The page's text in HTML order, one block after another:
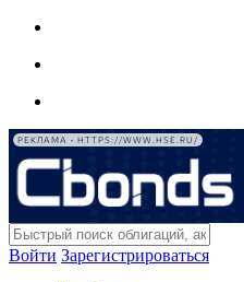
РЕКЛАМА • HTTPS://WWW.HSE.RU/
Войти Зарегистрироваться